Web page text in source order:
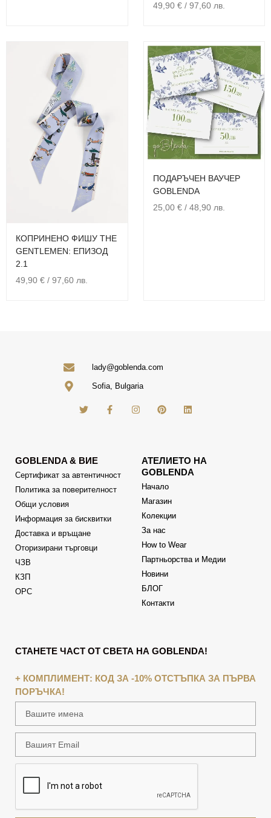
49,90 €/ 97,60 лв.
КОПРИНЕНО ФИШУ THE
GENTLEMEN: ЕПИЗОД
2.1
49,90 € / 97,60 лв.
ПОДАРЪЧЕН ВАУЧЕР
GOBLENDA
25,00 €/ 48,90 лв.
lady@goblenda.com
Sofia, Bulgaria
GOBLENDA & ВИЕ
Сертификат за автентичност
Политика за поверителност
Общи условия
Информация за бисквитки
Доставка и връщане
Оторизирани търговци
ЧЗВ
КЗП
ОРС
АТЕЛИЕТО НА
GOBLENDA
Начало
Магазин
Колекции
За нас
How to Wear
Партньорства и Медии
Новини
БЛОГ
Контакти
СТАНЕТЕ ЧАСТ ОТ СВЕТА НА GOBLENDA!
+ КОМПЛИМЕНТ: КОД ЗА -10% ОТСТЪПКА ЗА ПЪРВА
ПОРЪЧКА!